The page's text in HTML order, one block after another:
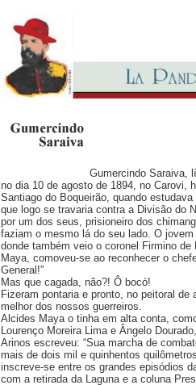
Gumercindo Saraiva,
no dia 10 de agosto de 1894, no Carovi,
Santiago do Boqueirão, quando
que logo se travaria contra a Divisão do
por um dos seus, prisioneiro dos
faziam o mesmo lá do seu lado. O
donde também veio o coronel Firmino
Maya, comoveu-se ao reconhecer o
General!”
Mas que cagada, não?! Ô bocó!
Fizeram pontaria e pronto, no peitoral de
melhor dos nossos guerreiros.
Alcides Maya o tinha em alta conta,
Lourenço Moreira Lima e Ângelo
Arinos escreveu: “Sua marcha de
mais de dois mil e quinhentos
inscreve-se entre os grandes episódios
com a retirada da Laguna e a coluna